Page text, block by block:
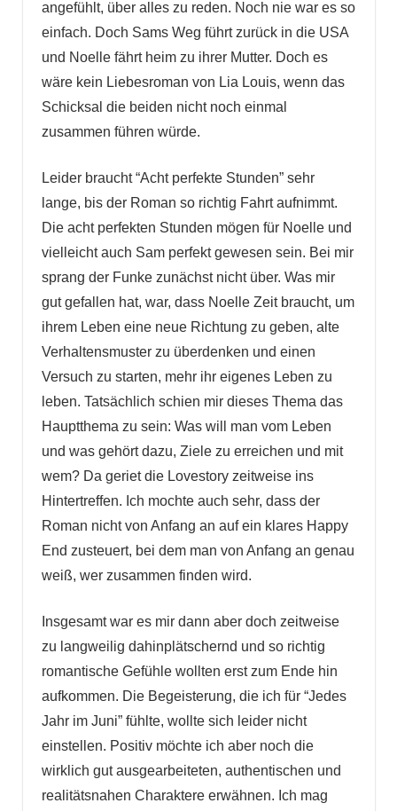
angefühlt, über alles zu reden. Noch nie war es so
einfach. Doch Sams Weg führt zurück in die USA
und Noelle fährt heim zu ihrer Mutter. Doch es
wäre kein Liebesroman von Lia Louis, wenn das
Schicksal die beiden nicht noch einmal
zusammen führen würde.
Leider braucht “Acht perfekte Stunden” sehr
lange, bis der Roman so richtig Fahrt aufnimmt.
Die acht perfekten Stunden mögen für Noelle und
vielleicht auch Sam perfekt gewesen sein. Bei mir
sprang der Funke zunächst nicht über. Was mir
gut gefallen hat, war, dass Noelle Zeit braucht, um
ihrem Leben eine neue Richtung zu geben, alte
Verhaltensmuster zu überdenken und einen
Versuch zu starten, mehr ihr eigenes Leben zu
leben. Tatsächlich schien mir dieses Thema das
Hauptthema zu sein: Was will man vom Leben
und was gehört dazu, Ziele zu erreichen und mit
wem? Da geriet die Lovestory zeitweise ins
Hintertreffen. Ich mochte auch sehr, dass der
Roman nicht von Anfang an auf ein klares Happy
End zusteuert, bei dem man von Anfang an genau
weiß, wer zusammen finden wird.
Insgesamt war es mir dann aber doch zeitweise
zu langweilig dahinplätschernd und so richtig
romantische Gefühle wollten erst zum Ende hin
aufkommen. Die Begeisterung, die ich für “Jedes
Jahr im Juni” fühlte, wollte sich leider nicht
einstellen. Positiv möchte ich aber noch die
wirklich gut ausgearbeiteten, authentischen und
realitätsnahen Charaktere erwähnen. Ich mag